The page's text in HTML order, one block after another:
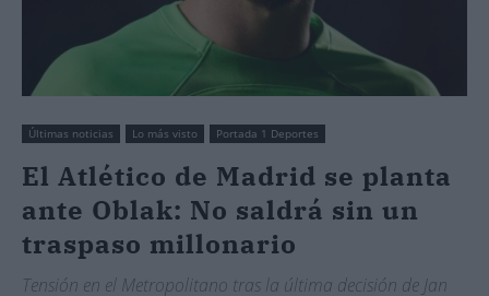
Últimas noticias Lo más visto Portada 1 Deportes
El Atlético de Madrid se planta
ante Oblak: No saldrá sin un
traspaso millonario
Tensión en el Metropolitano tras la última decisión de Jan